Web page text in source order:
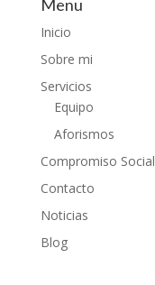
Menu
Inicio
Sobre mi
Servicios
Equipo
Aforismos
Compromiso Social
Contacto
Noticias
Blog